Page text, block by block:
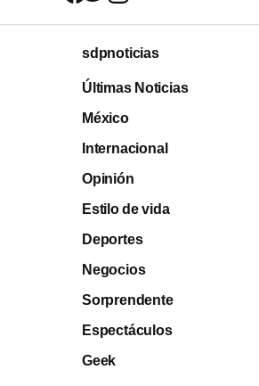
sdpnoticias
Últimas Noticias
México
Internacional
Opinión
Estilo de vida
Deportes
Negocios
Sorprendente
Espectáculos
Geek